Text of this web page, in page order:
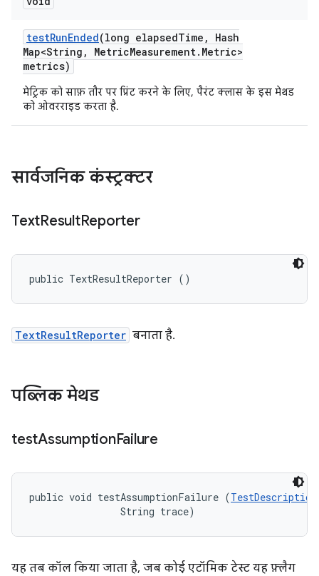
testRunEnded(long elapsedTime ,
Hash
Map<String , MetricMeasurement. Metric>
metrics)
मेट्रिक को साफ़ तौर पर प्रिंट करने के लिए, पैरंट क्लास के इस मेथड
को ओवरराइड करता है.
सार्वजनिक कंस्ट्रक्टर
TextResultReporter
public TextResultReporter ()
TextResultReporter बनाता है.
पब्लिक मेथड
testAssumptionFailure
public void testAssumptionFailure (TestDescription
                String trace)
यह तब कॉल किया जाता है, जब कोई एटॉमिक टेस्ट यह फ़्लैग